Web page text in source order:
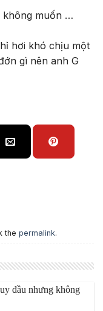
hơi khó chịu một
gì nên anh G
the permalink.